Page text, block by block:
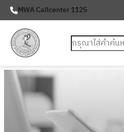
MWA Callcenter 1125
ค้นหา